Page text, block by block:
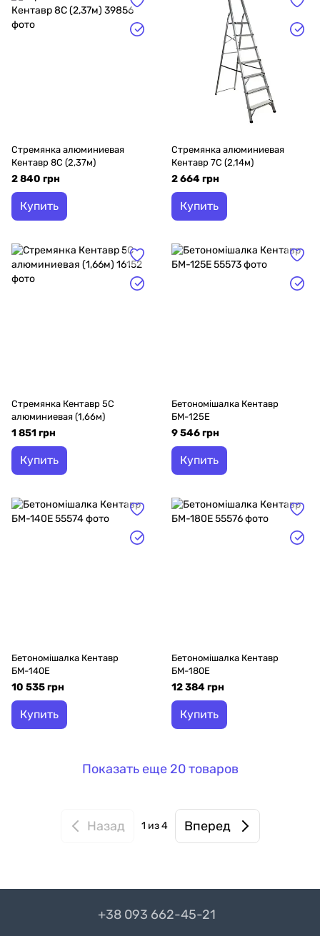
Стремянка алюминиевая
Кентавр 8С (2,37м)
2 840 грн
Купить
Стремянка алюминиевая
Кентавр 7С (2,14м)
2 664 грн
Купить
Стремянка Кентавр 5С
алюминиевая (1,66м)
1 851 грн
Купить
Бетономішалка Кентавр
БМ-125Е
9 546 грн
Купить
Бетономішалка Кентавр
БМ-140Е
10 535 грн
Купить
Бетономішалка Кентавр
БМ-180Е
12 384 грн
Купить
Показать еще 20 товаров
Назад 1 из 4 Вперед
+38 093 662-45-21